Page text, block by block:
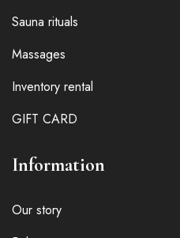
Sauna rituals
Massages
Inventory rental
GIFT CARD
Information
Our story